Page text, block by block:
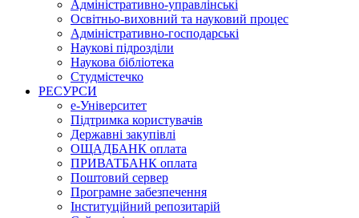
Адміністративно-управлінські
Освітньо-виховний та науковий процес
Адміністративно-господарські
Наукові підрозділи
Наукова бібліотека
Студмістечко
РЕСУРСИ
е-Університет
Підтримка користувачів
Державні закупівлі
ОЩАДБАНК оплата
ПРИВАТБАНК оплата
Поштовий сервер
Програмне забезпечення
Інституційний репозитарій